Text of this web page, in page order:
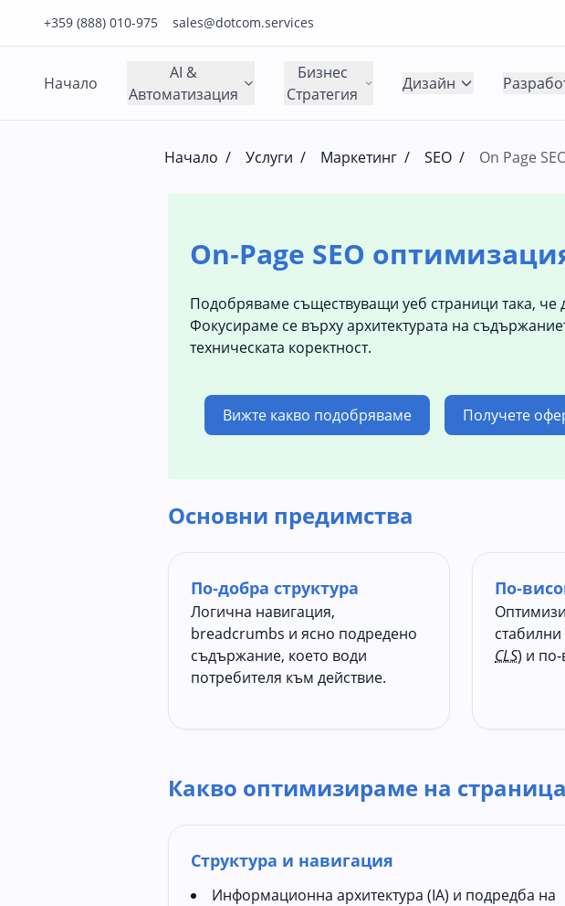
+359 (888) 010-975
Нашия телефонен номер е 0888010975
sales@dotcom.services
Нашия имейл адрес е sales@dotcom.services
Начало
AI &
Автоматизация
Бизнес
Стратегия
Дизайн
Начало / Услуги / Маркетинг / SEO / On Page
On‑Page SEO
Подобряваме съществуващи уеб страници така, че
Фокусираме се върху архитектурата на
техническата коректност.
Вижте какво подобряваме Получете
Основни предимства
По‑добра структура
Логична навигация,
breadcrumbs и ясно подредено
съдържание, което води
потребителя към действие.
стабилни
CLS) и
Какво оптимизираме на
Структура и навигация
Информационна архитектура (IA) и подредба на